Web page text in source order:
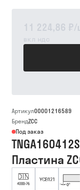
11 224,86 ₽/
вкл ндс
Артикул00001216589
БрендZCC
Под заказ
Пластина